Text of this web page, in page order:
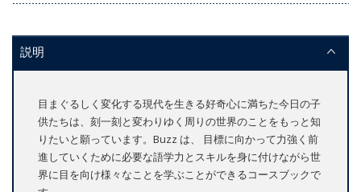
説明
目まぐるしく変化する現代を生きる好奇心に満ちた今日の子
供たちは、刻一刻と変わりゆく周りの世界のことをもっと知
りたいと願っています。Buzz は、 目標に向かって力強く前
進していくために必要な語学力とスキルを身に付けながら世
界に目を向け様々なことを学ぶことができるコースブックで